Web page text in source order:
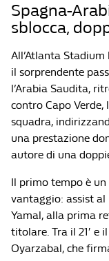
Spagna-
sblocca,
All’Atlanta Stadium
il sorprendente
l’Arabia Saudita,
contro Capo Verde,
squadra,
una prestazione
autore di una
Il primo tempo è un
vantaggio: assist
Yamal, alla prima
titolare. Tra il 21′ e
Oyarzabal, che